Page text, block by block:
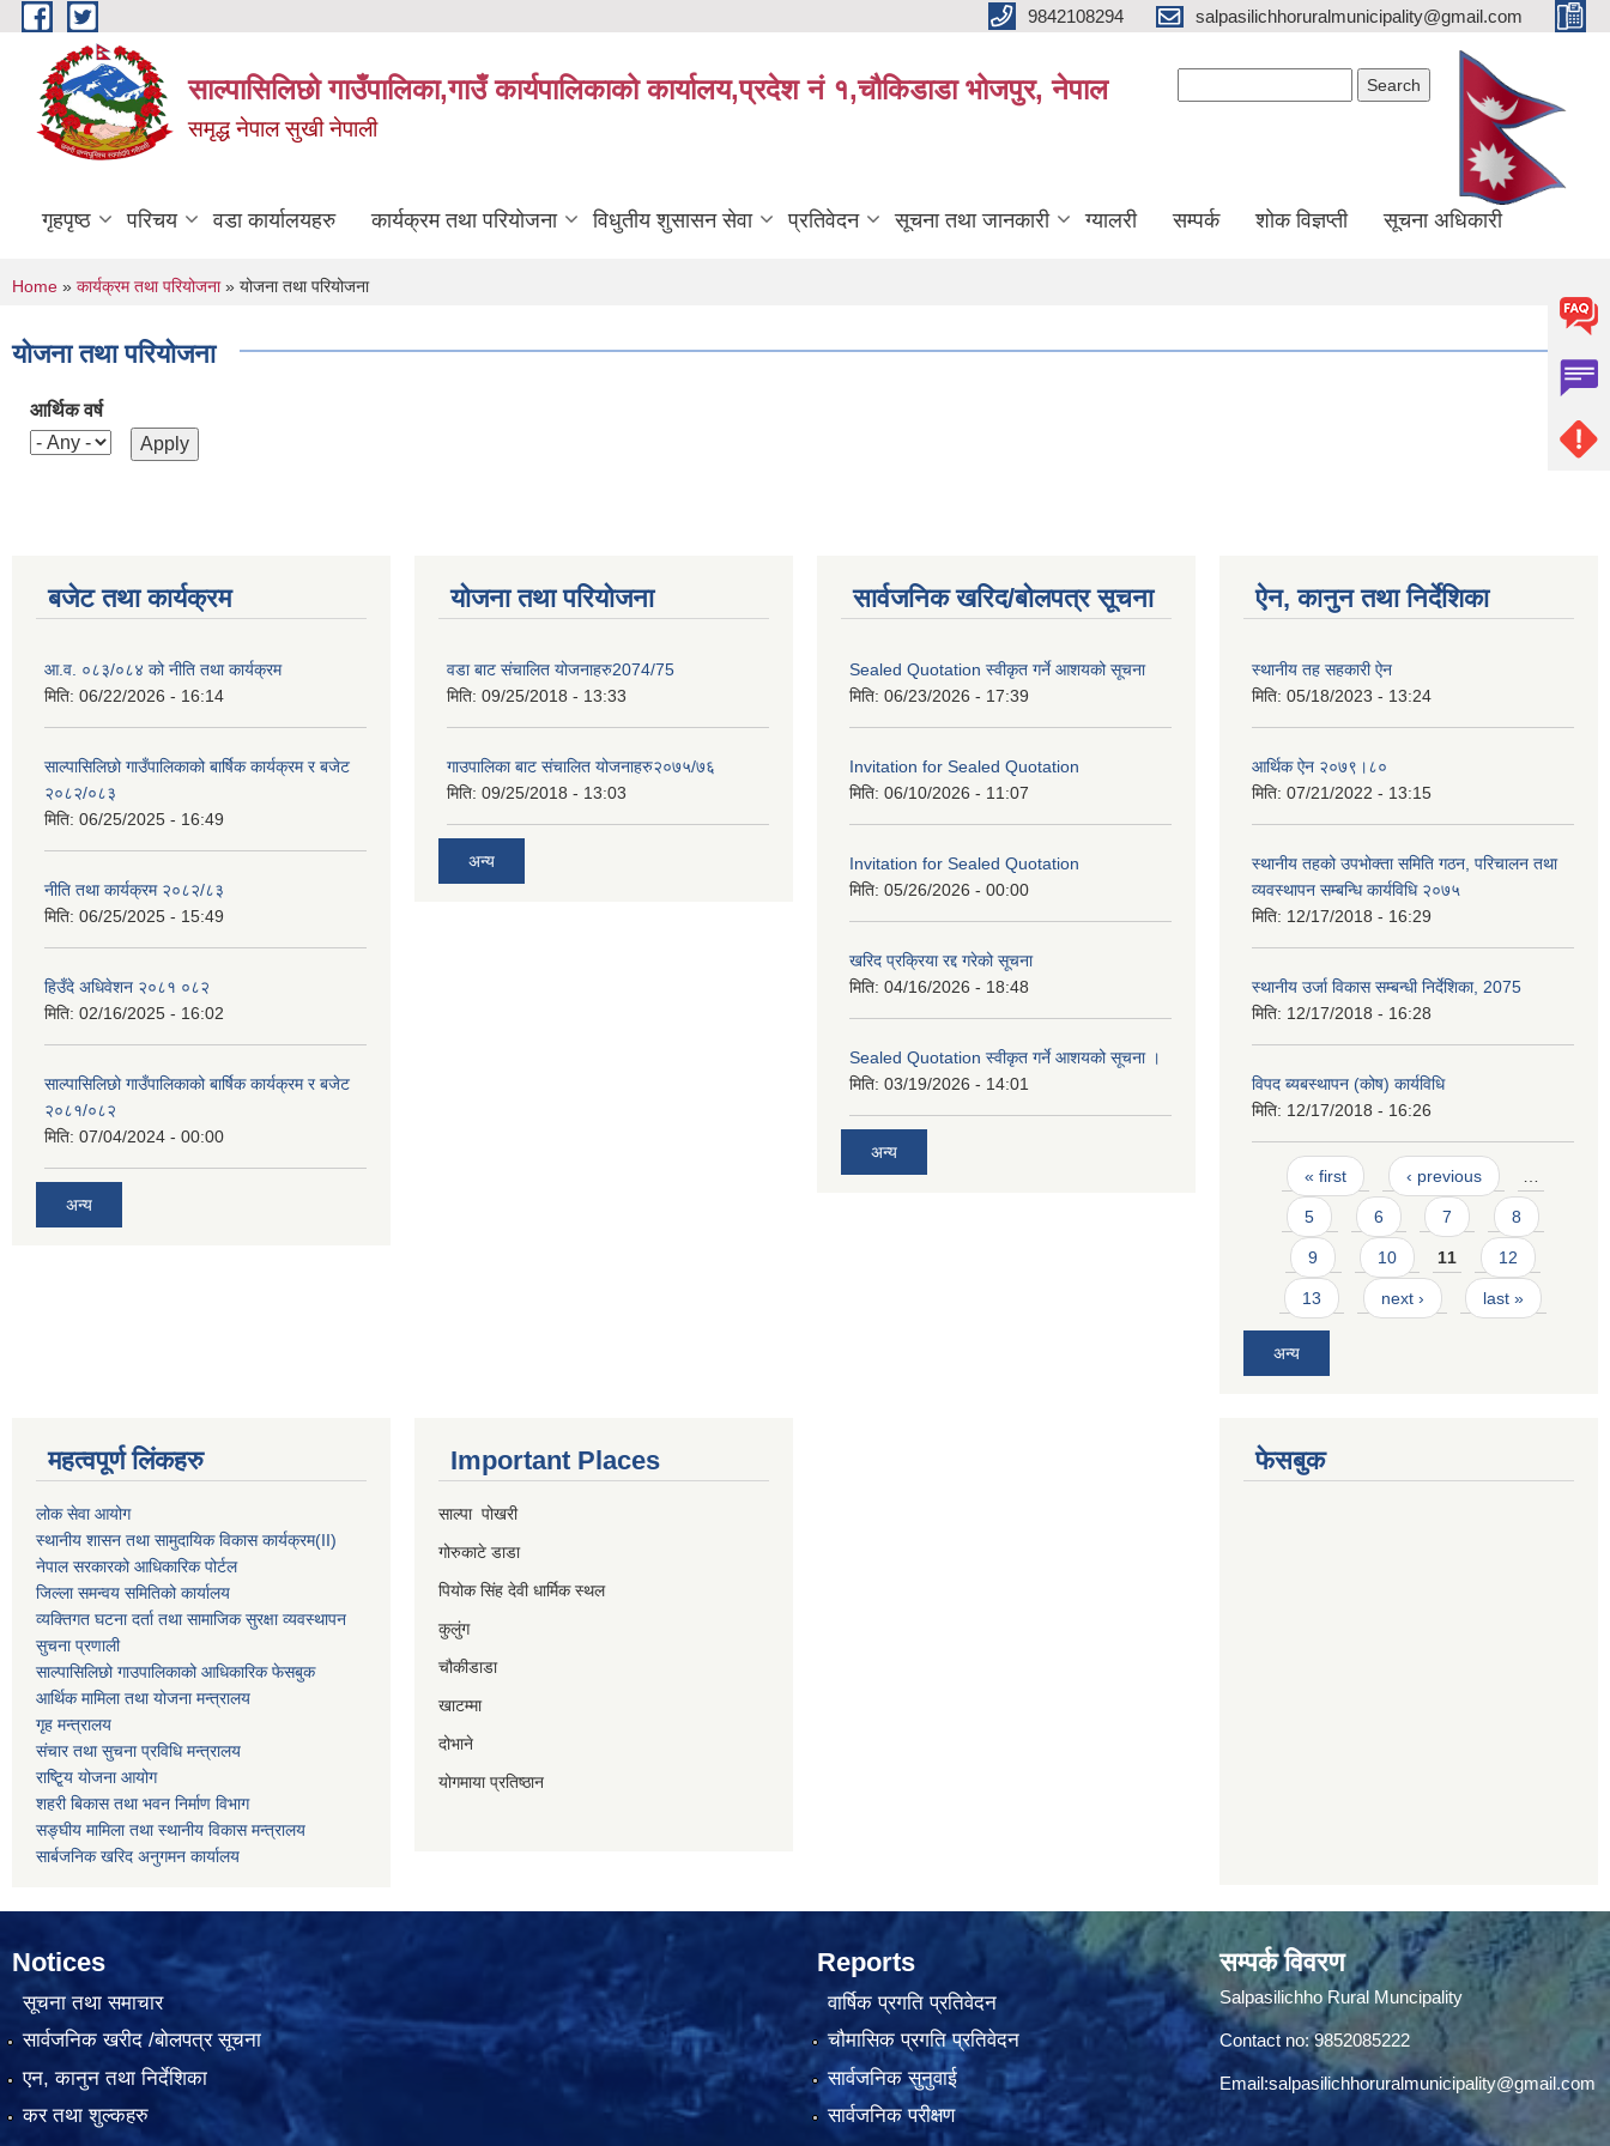
Skip to main content 9842108294 salpasilichhoruralmunicipality@gmail.com
साल्पासिलिछो गाउँपालिका,गाउँ कार्यपालिकाको कार्यालय,प्रदेश नं १,चौकिडाडा भोजपुर, नेपाल
समृद्ध नेपाल सुखी नेपाली
गृहपृष्ठ परिचय वडा कार्यालयहरु कार्यक्रम तथा परियोजना विधुतीय शुसासन सेवा प्रतिवेदन सूचना तथा जानकारी ग्यालरी सम्पर्क शोक विज्ञप्ती सूचना अधिकारी
You are here
Home » कार्यक्रम तथा परियोजना» योजना तथा परियोजना
योजना तथा परियोजना
आर्थिक वर्ष
बजेट तथा कार्यक्रम
आ.व. ०८३/०८४ को नीति तथा कार्यक्रम
मिति: 06/22/2026 - 16:14
साल्पासिलिछो गाउँपालिकाको बार्षिक कार्यक्रम र बजेट
२०८२/०८३
मिति: 06/25/2025 - 16:49
नीति तथा कार्यक्रम २०८२/८३
मिति: 06/25/2025 - 15:49
हिउँदे अधिवेशन २०८१ ०८२
मिति: 02/16/2025 - 16:02
साल्पासिलिछो गाउँपालिकाको बार्षिक कार्यक्रम र बजेट
२०८१/०८२
मिति: 07/04/2024 - 00:00
अन्य
योजना तथा परियोजना
वडा बाट संचालित योजनाहरु2074/75
मिति: 09/25/2018 - 13:33
गाउपालिका बाट संचालित योजनाहरु२०७५/७६
मिति: 09/25/2018 - 13:03
अन्य
सार्वजनिक खरिद/बोलपत्र सूचना
Sealed Quotation स्वीकृत गर्ने आशयको सूचना
मिति: 06/23/2026 - 17:39
Invitation for Sealed Quotation
मिति: 06/10/2026 - 11:07
Invitation for Sealed Quotation
मिति: 05/26/2026 - 00:00
खरिद प्रक्रिया रद्द गरेको सूचना
मिति: 04/16/2026 - 18:48
Sealed Quotation स्वीकृत गर्ने आशयको सूचना ।
मिति: 03/19/2026 - 14:01
अन्य
ऐन, कानुन तथा निर्देशिका
स्थानीय तह सहकारी ऐन
मिति: 05/18/2023 - 13:24
आर्थिक ऐन २०७९।८०
मिति: 07/21/2022 - 13:15
स्थानीय तहको उपभोक्ता समिति गठन, परिचालन तथा
व्यवस्थापन सम्बन्धि कार्यविधि २०७५
मिति: 12/17/2018 - 16:29
स्थानीय उर्जा विकास सम्बन्धी निर्देशिका, 2075
मिति: 12/17/2018 - 16:28
विपद ब्यबस्थापन (कोष) कार्यविधि
मिति: 12/17/2018 - 16:26
Pages
« first ‹ previous
5 6 7 8
9 10 11 12
13 next › last »
अन्य
महत्वपूर्ण लिंकहरु
लोक सेवा आयोग
स्थानीय शासन तथा सामुदायिक विकास कार्यक्रम(II)
नेपाल सरकारको आधिकारिक पोर्टल
जिल्ला समन्वय समितिको कार्यालय
व्यक्तिगत घटना दर्ता तथा सामाजिक सुरक्षा व्यवस्थापन
सुचना प्रणाली
साल्पासिलिछो गाउपालिकाको आधिकारिक फेसबुक
आर्थिक मामिला तथा योजना मन्त्रालय
गृह मन्त्रालय
संचार तथा सुचना प्रविधि मन्त्रालय
राष्टि्ृय योजना आयोग
शहरी बिकास तथा भवन निर्माण विभाग
सङ्घीय मामिला तथा स्थानीय विकास मन्त्रालय
सार्बजनिक खरिद अनुगमन कार्यालय
Important Places
साल्पा पोखरी
गोरुकाटे डाडा
पियोक सिंह देवी धार्मिक स्थल
कुलुंग
चौकीडाडा
खाटम्मा
दोभाने
योगमाया प्रतिष्ठान
फेसबुक
Notices
सूचना तथा समाचार
सार्वजनिक खरीद /बोलपत्र सूचना
एन, कानुन तथा निर्देशिका
कर तथा शुल्कहरु
Reports
वार्षिक प्रगति प्रतिवेदन
चौमासिक प्रगति प्रतिवेदन
सार्वजनिक सुनुवाई
सार्वजनिक परीक्षण
सम्पर्क विवरण
Salpasilichho Rural Muncipality
Contact no: 9852085222
Email:salpasilichhoruralmunicipality@gmail.com